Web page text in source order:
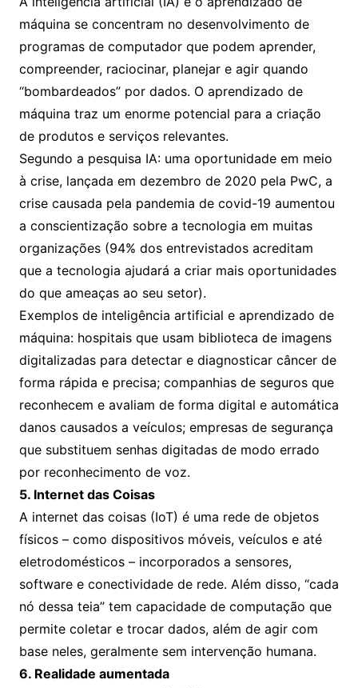
máquina se concentram no desenvolvimento de
programas de computador que podem aprender,
compreender, raciocinar, planejar e agir quando
“bombardeados” por dados. O aprendizado de
máquina traz um enorme potencial para a criação
de produtos e serviços relevantes.
Segundo a pesquisa IA: uma oportunidade em meio
à crise, lançada em dezembro de 2020 pela PwC, a
crise causada pela pandemia de covid-19 aumentou
a conscientização sobre a tecnologia em muitas
organizações (94% dos entrevistados acreditam
que a tecnologia ajudará a criar mais oportunidades
do que ameaças ao seu setor).
Exemplos de inteligência artificial e aprendizado de
máquina: hospitais que usam biblioteca de imagens
digitalizadas para detectar e diagnosticar câncer de
forma rápida e precisa; companhias de seguros que
reconhecem e avaliam de forma digital e automática
danos causados a veículos; empresas de segurança
que substituem senhas digitadas de modo errado
por reconhecimento de voz.
5. Internet das Coisas
A internet das coisas (IoT) é uma rede de objetos
físicos – como dispositivos móveis, veículos e até
eletrodomésticos – incorporados a sensores,
software e conectividade de rede. Além disso, “cada
nó dessa teia” tem capacidade de computação que
permite coletar e trocar dados, além de agir com
base neles, geralmente sem intervenção humana.
6. Realidade aumentada